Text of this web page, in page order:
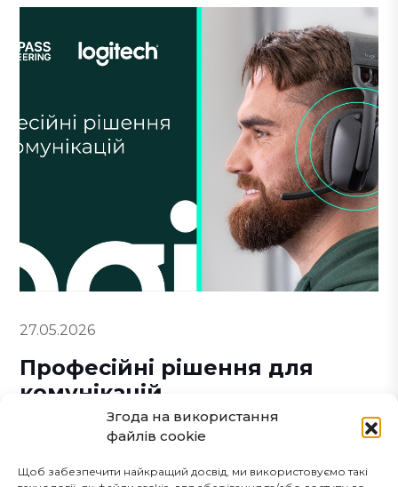
Згода на використання
файлів cookie
Щоб забезпечити найкращий досвід, ми використовуємо такі
27.05.2026
Професійні рішення для
комунікацій
Докладніше